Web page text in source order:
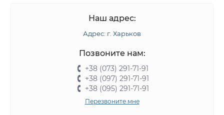
Наш адрес:
Адрес: г. Харьков
Позвоните нам:
+38 (073) 291-71-91
+38 (097) 291-71-91
+38 (095) 291-71-91
Перезвоните мне